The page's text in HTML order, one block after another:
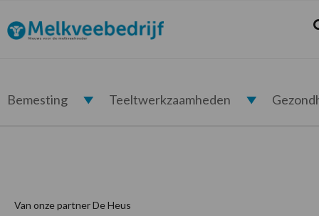
de
hoofdnavigatie
de
hoofd
de
eerste
de
voettekst
Melkveebedrijf.nl
Bemesting Teeltwerkzaamheden
Van onze partner De Heus